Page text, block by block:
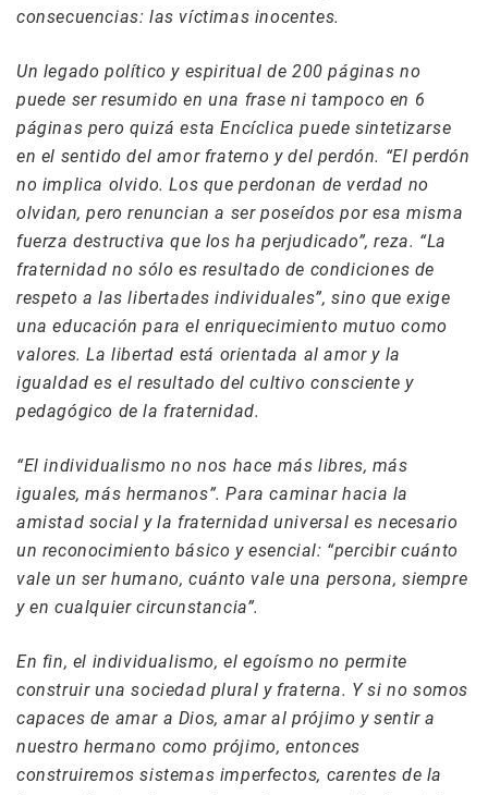
consecuencias: las víctimas inocentes.
Un legado político y espiritual de 200 páginas no
puede ser resumido en una frase ni tampoco en 6
páginas pero quizá esta Encíclica puede sintetizarse
en el sentido del amor fraterno y del perdón. “El perdón
no implica olvido. Los que perdonan de verdad no
olvidan, pero renuncian a ser poseídos por esa misma
fuerza destructiva que los ha perjudicado”, reza. “La
fraternidad no sólo es resultado de condiciones de
respeto a las libertades individuales”, sino que exige
una educación para el enriquecimiento mutuo como
valores. La libertad está orientada al amor y la
igualdad es el resultado del cultivo consciente y
pedagógico de la fraternidad.
“El individualismo no nos hace más libres, más
iguales, más hermanos”. Para caminar hacia la
amistad social y la fraternidad universal es necesario
un reconocimiento básico y esencial: “percibir cuánto
vale un ser humano, cuánto vale una persona, siempre
y en cualquier circunstancia”.
En fin, el individualismo, el egoísmo no permite
construir una sociedad plural y fraterna. Y si no somos
capaces de amar a Dios, amar al prójimo y sentir a
nuestro hermano como prójimo, entonces
construiremos sistemas imperfectos, carentes de la